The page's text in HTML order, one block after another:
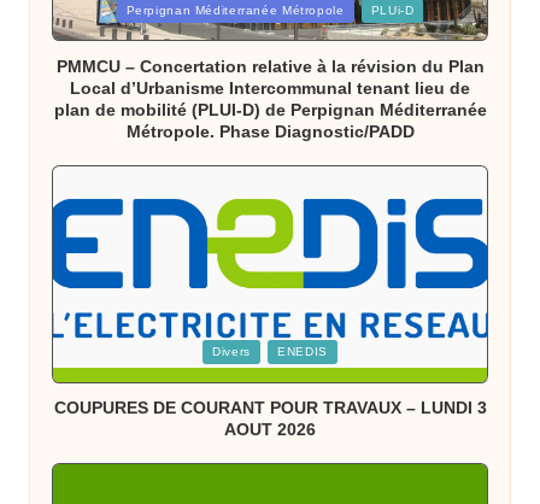
Posted
in
Perpignan Méditerranée Métropole PLUi-D
PMMCU – Concertation relative à la révision du Plan
Local d’Urbanisme Intercommunal tenant lieu de
plan de mobilité (PLUI-D) de Perpignan Méditerranée
Métropole. Phase Diagnostic/PADD
Divers ENEDIS
COUPURES DE COURANT POUR TRAVAUX – LUNDI 3
AOUT 2026